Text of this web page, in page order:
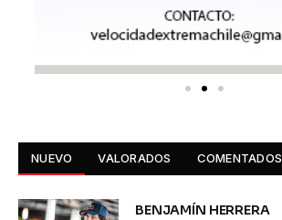
NUEVO VALORADOS COMENTADOS
BENJAMÍN HERRERA